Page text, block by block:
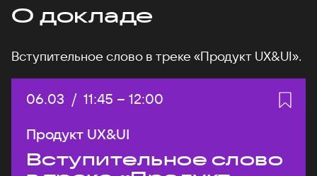
О докладе
Вступительное слово в треке «Продукт UX&UI».
Дата:
06.03 / Начало:
11:45 – Конец:
12:00
Продукт UX&UI
Вступительное слово